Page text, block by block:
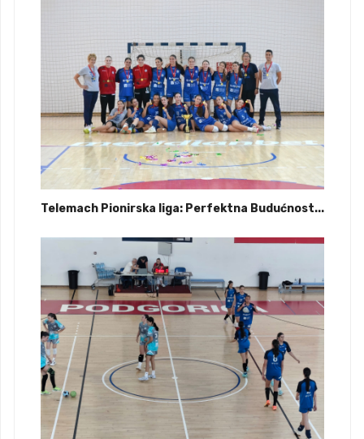
Telemach Pionirska liga: Perfektna Budućnost...